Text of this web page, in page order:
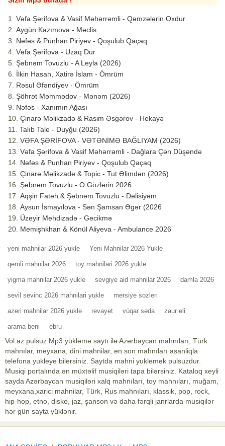
Vəfa Şərifova & Vasif Məhərrəmli - Qəmzələrin Oxdur
Aygün Kazımova - Məclis
Nəfəs & Pünhan Piriyev - Qoşulub Qaçaq
Vəfa Şərifova - Uzaq Dur
Şəbnəm Tovuzlu - A Leyla (2026)
İlkin Hasan, Xatirə İslam - Ömrüm
Rəsul Əfəndiyev - Ömrüm
Şöhrət Məmmədov - Mənəm (2026)
Nəfəs - Xanımın Ağası
Çinarə Məlikzadə & Rasim Əsgərov - Hekayə
Talıb Tale - Duyğu (2026)
VƏFA ŞƏRİFOVA - VƏTƏNİMƏ BAĞLIYAM (2026)
Vəfa Şərifova & Vasif Məhərrəmli - Dağlara Çən Düşəndə
Nəfəs & Punhan Piriyev - Qoşulub Qaçaq
Çinarə Məlikzade & Topic - Tut Əlimdən (2026)
Şəbnəm Tovuzlu - O Gözlərin 2026
Aqşin Fateh & Şəbnəm Tovuzlu - Dəlisiyəm
Aysun İsmayılova - Sən Şamsan Əgər (2026
Üzeyir Mehdizadə - Gecikmə
Memişhkhan & Könül Aliyeva - Ambulance 2026
yeni mahnilar 2026 yukle Yeni Mahnilar 2026 Yukle
qemli mahnilar 2026 toy mahnilari 2026 yukle
yigma mahnilar 2026 yukle sevgiye aid mahnilar 2026 damla 2026
sevil sevinc 2026 mahnilari yukle mersiye sozleri
azeri mahnilar 2026 yukle revayet vüqar səda zaur eli
arama beni ebru
Vol.az pulsuz Mp3 yükləmə saytı ilə Azərbaycan mahnıları, Türk
mahnılar, meyxana, dini mahnilar, en son mahnıları asanliqla
telefona yukleye bilersiniz. Saytda mahni yuklemek pulsuzdur.
Musiqi portalında ən müxtəlif musiqiləri tapa bilərsiniz. Kataloq xeyli
sayda Azərbaycan musiqiləri xalq mahnıları, toy mahnıları, muğam,
meyxana,xarici mahnilar, Türk, Rus mahnıları, klassik, pop, rock,
hip-hop, etno, disko, jaz, şanson və daha fərqli janrlarda musiqilər
hər gün sayta yüklənir.